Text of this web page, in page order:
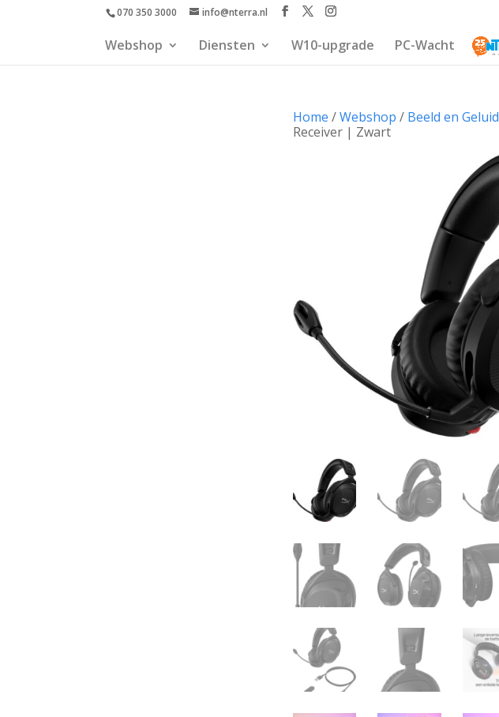
070 350 3000 info@nterra.nl
Webshop Diensten W10-upgrade PC-Wacht
Home /Webshop / Beeld en Geluid
Receiver | Zwart